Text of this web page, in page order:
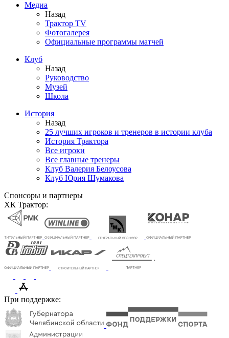
Медиа
Назад
Трактор TV
Фотогалерея
Официальные программы матчей
Клуб
Назад
Руководство
Музей
Школа
История
Назад
25 лучших игроков и тренеров в истории клуба
История Трактора
Все игроки
Все главные тренеры
Клуб Валерия Белоусова
Клуб Юрия Шумакова
Спонсоры и партнеры
ХК Трактор:
При поддержке: